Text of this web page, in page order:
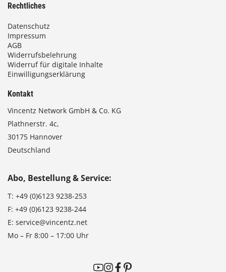
Rechtliches
Datenschutz
Impressum
AGB
Widerrufsbelehrung
Widerruf für digitale Inhalte
Einwilligungserklärung
Kontakt
Vincentz Network GmbH & Co. KG
Plathnerstr. 4c,
30175 Hannover
Deutschland
Abo, Bestellung & Service:
T: +49 (0)6123 9238-253
F: +49 (0)6123 9238-244
E: service@vincentz.net
Mo – Fr 8:00 – 17:00 Uhr